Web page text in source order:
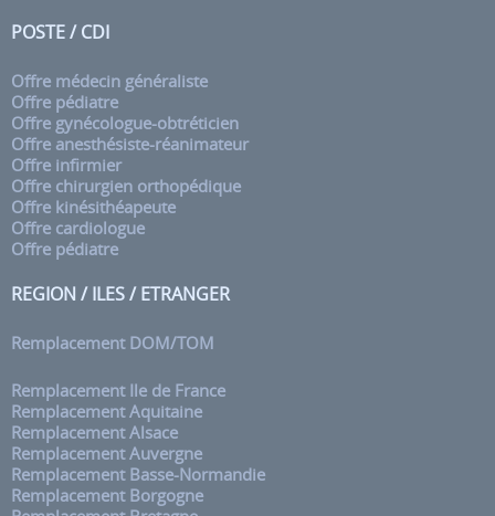
POSTE / CDI
Offre médecin généraliste
Offre pédiatre
Offre gynécologue-obtréticien
Offre anesthésiste-réanimateur
Offre infirmier
Offre chirurgien orthopédique
Offre kinésithéapeute
Offre cardiologue
Offre pédiatre
REGION / ILES / ETRANGER
Remplacement DOM/TOM
Remplacement Ile de France
Remplacement Aquitaine
Remplacement Alsace
Remplacement Auvergne
Remplacement Basse-Normandie
Remplacement Borgogne